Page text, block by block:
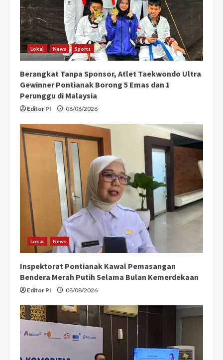
Lokal News Sports
Berangkat Tanpa Sponsor, Atlet Taekwondo Ultra
Gewinner Pontianak Borong 5 Emas dan 1
Perunggu di Malaysia
Editor PI 08/08/2026
Lokal News
Inspektorat Pontianak Kawal Pemasangan
Bendera Merah Putih Selama Bulan Kemerdekaan
Editor PI 08/08/2026